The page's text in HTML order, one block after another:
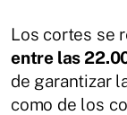
Los cortes se
entre las
de garantizar
como de los